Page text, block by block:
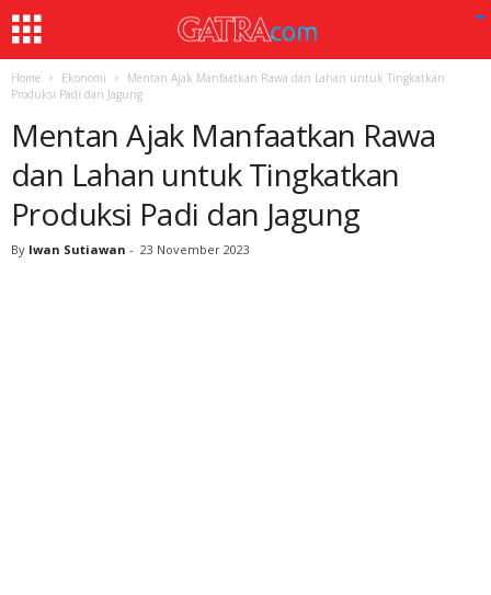
Home Ekonomi
Mentan Ajak Manfaatkan Rawa dan Lahan untuk Tingkatkan
Produksi Padi dan Jagung
Mentan Ajak Manfaatkan Rawa
dan Lahan untuk Tingkatkan
Produksi Padi dan Jagung
By Iwan Sutiawan - 23 November 2023